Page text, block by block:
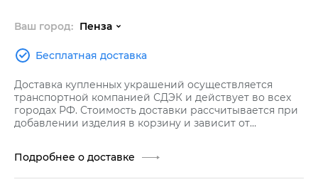
Ваш город: Пенза
Бесплатная доставка
Доставка купленных украшений осуществляется
транспортной компанией СДЭК и действует во всех
городах РФ. Стоимость доставки рассчитывается при
добавлении изделия в корзину и зависит от
Подробнее о доставке